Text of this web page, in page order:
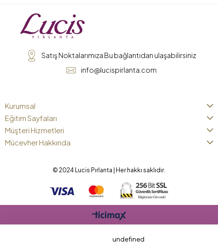
Satış Noktalarımıza Bu bağlantıdan ulaşabilirsiniz
info@lucispirlanta.com
Kurumsal
Eğitim Sayfaları
Müşteri Hizmetleri
Mücevher Hakkında
© 2024 Lucis Pırlanta | Her hakkı saklıdır.
undefined